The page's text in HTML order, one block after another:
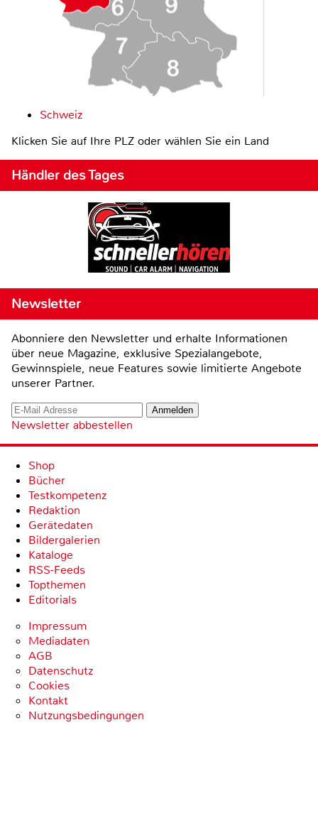
Schweiz
Klicken Sie auf Ihre PLZ oder wählen Sie ein Land
Händler des Tages
Newsletter
Abonniere den Newsletter und erhalte Informationen
über neue Magazine, exklusive Spezialangebote,
Gewinnspiele, neue Features sowie limitierte Angebote
unserer Partner.
Newsletter abbestellen
Shop
Bücher
Testkompetenz
Redaktion
Gerätedaten
Bildergalerien
Kataloge
RSS-Feeds
Topthemen
Editorials
Impressum
Mediadaten
AGB
Datenschutz
Cookies
Kontakt
Nutzungsbedingungen